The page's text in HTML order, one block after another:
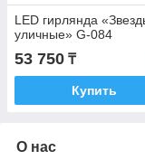
LED гирлянда
уличные» G-084
53 750 ₸
Купить
О нас